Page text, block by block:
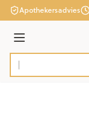
Ga naar de inhoud
Apothekersadvies
Menu
Product, merk,